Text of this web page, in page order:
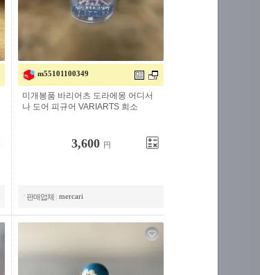
m55101100349
미개봉품 바리어츠 도라에몽 어디서
나 도어 피규어 VARIARTS 희소
3,600 円
판매업체 mercari